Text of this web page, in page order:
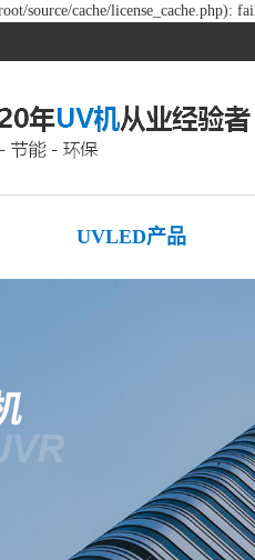
source/cache/license_cache.php):
UVLED产品